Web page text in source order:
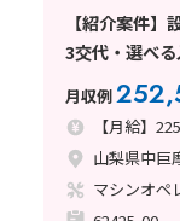
【紹介案件
3交代・選べ
月収例
【月給】
山梨県中巨
マシンオペ